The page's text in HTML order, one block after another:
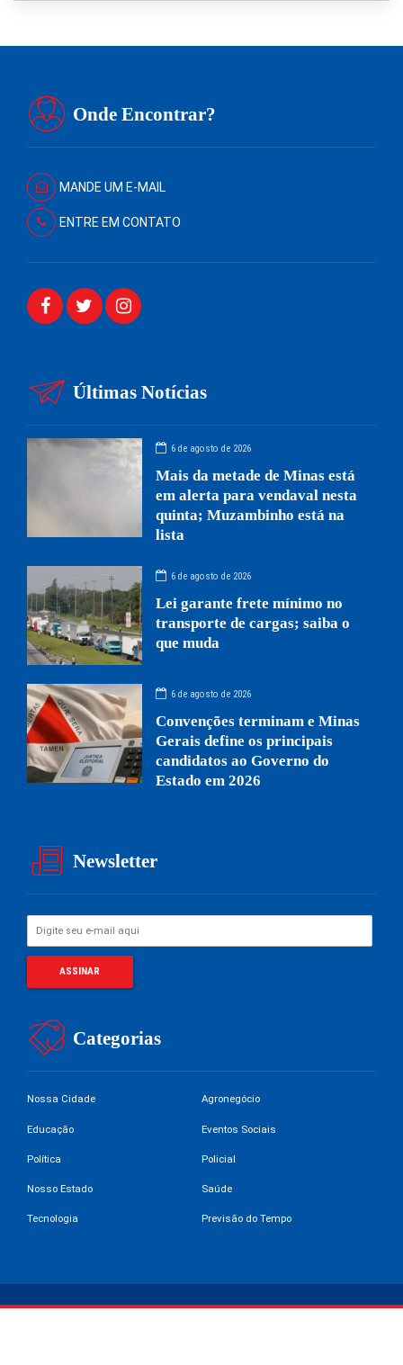
Onde Encontrar?
MANDE UM E-MAIL
ENTRE EM CONTATO
Últimas Notícias
6 de agosto de 2026
Mais da metade de Minas está
em alerta para vendaval nesta
quinta; Muzambinho está na
lista
6 de agosto de 2026
Lei garante frete mínimo no
transporte de cargas; saiba o
que muda
6 de agosto de 2026
Convenções terminam e Minas
Gerais define os principais
candidatos ao Governo do
Estado em 2026
Newsletter
Categorias
Nossa Cidade Agronegócio
Educação Eventos Sociais
Política Policial
Nosso Estado Saúde
Tecnologia Previsão do Tempo